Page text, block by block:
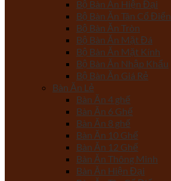
Bộ Bàn Ăn Hiện Đại
Bộ Bàn Ăn Tân Cổ Điển
Bộ Bàn Ăn Tròn
Bộ Bàn Ăn Mặt Đá
Bộ Bàn Ăn Mặt Kính
Bộ Bàn Ăn Nhập Khẩu
Bộ Bàn Ăn Giá Rẻ
Bàn Ăn Lẻ
Bàn Ăn 4 ghế
Bàn Ăn 6 Ghế
Bàn Ăn 8 ghế
Bàn Ăn 10 Ghế
Bàn Ăn 12 Ghế
Bàn Ăn Thông Minh
Bàn Ăn Hiện Đại